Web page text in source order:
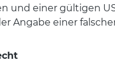
und einer gültigen
Angabe einer